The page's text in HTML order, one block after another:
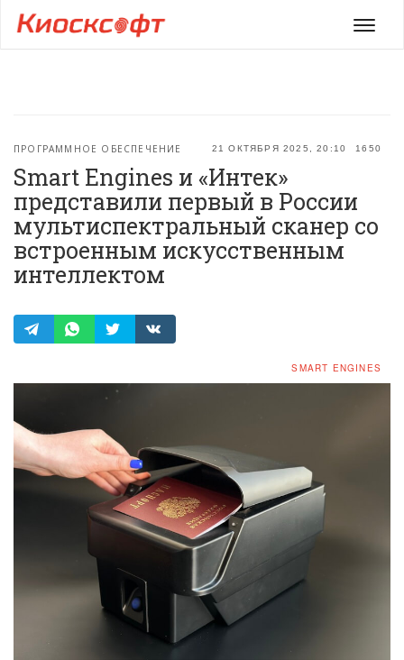
Меню
21 ОКТЯБРЯ 2025, 20:10 1650
ПРОГРАММНОЕ ОБЕСПЕЧЕНИЕ
Smart Engines и «Интек»
представили первый в России
мультиспектральный сканер со
встроенным искусственным
интеллектом
SMART ENGINES